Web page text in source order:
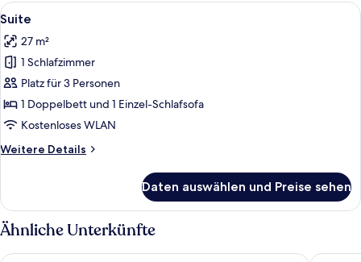
Alle
Fotos
für
Suite
anzeigen
Ein modernes Loft mit Schlafgalerie,
6
Suite
27 m²
1 Schlafzimmer
Platz für 3 Personen
1 Doppelbett und 1 Einzel-Schlafsofa
Kostenloses WLAN
Weitere Details
Weitere
Daten auswählen und Preise sehen
Ähnliche Unterkünfte